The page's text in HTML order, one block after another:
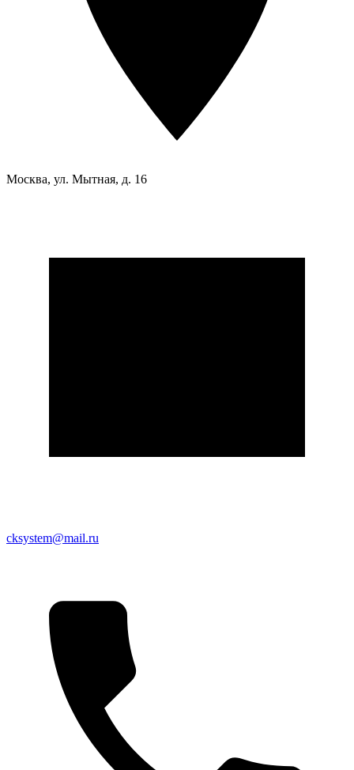
Москва, ул. Мытная, д. 16
cksystem@mail.ru